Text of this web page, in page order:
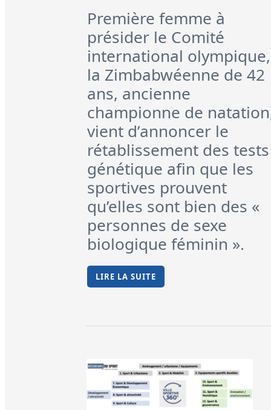
Première femme à
présider le Comité
international olympique,
la Zimbabwéenne de 42
ans, ancienne
championne de
vient d’annoncer le
rétablissement des tests
génétique afin que les
sportives prouvent
qu’elles sont bien des «
personnes de sexe
biologique féminin ».
LIRE LA SUITE